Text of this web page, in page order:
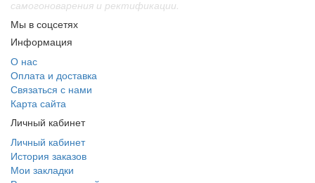
самогоноварения и ректификации.
Мы в соцсетях
Информация
О нас
Оплата и доставка
Связаться с нами
Карта сайта
Личный кабинет
Личный кабинет
История заказов
Мои закладки